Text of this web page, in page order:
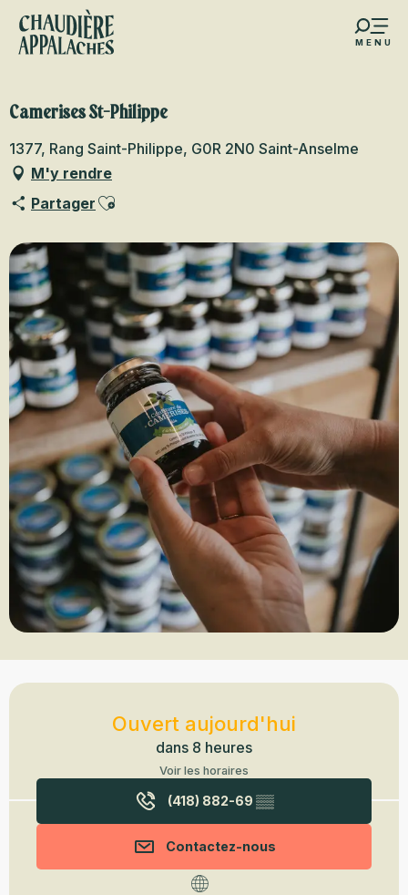
Aller
contenu
MENU
favoris
Camerises St-Philippe
1377, Rang Saint-Philippe, G0R 2N0 Saint-Anselme
M'y rendre
Partager Ajouter aux favoris
Ouverture et coordonnées
Ouvert aujourd'hui
dans 8 heures
Voir les horaires
(418) 882-69 ▒▒
Contactez-nous